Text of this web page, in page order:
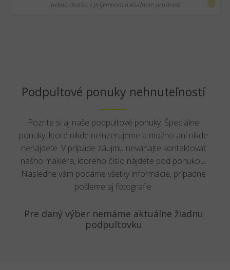
...pekná chatka v príjemnom a kľudnom prostredí...
Podpultové ponuky nehnuteľností
Pozrite si aj naše podpultové ponuky. Špeciálne
ponuky, ktoré nikde neinzerujeme a možno ani nikde
nenájdete. V prípade záujmu neváhajte kontaktovať
nášho makléra, ktorého číslo nájdete pod ponukou.
Následne vám podáme všetky informácie, prípadne
pošleme aj fotografie.
Pre daný výber nemáme aktuálne žiadnu
podpultovku